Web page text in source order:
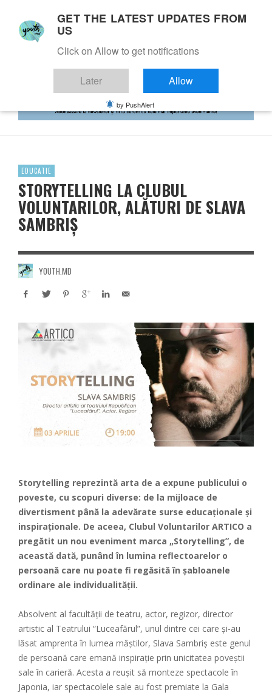
EDUCATIE
STORYTELLING LA CLUBUL
VOLUNTARILOR, ALĂTURI DE SLAVA
SAMBRIȘ
YOUTH.MD
Storytelling reprezintă arta de a expune publicului o
poveste, cu scopuri diverse: de la mijloace de
divertisment până la adevărate surse educaționale și
inspiraționale. De aceea, Clubul Voluntarilor ARTICO a
pregătit un nou eveniment marca „Storytelling”, de
această dată, punând în lumina reflectoarelor o
persoană care nu poate fi regăsită în șabloanele
ordinare ale individualității.
Absolvent al facultății de teatru, actor, regizor, director
artistic al Teatrului “Luceafărul”, unul dintre cei care și-au
lăsat amprenta în lumea măștilor, Slava Sambriș este genul
de persoană care emană inspirație prin unicitatea poveștii
sale în carieră. Acesta a reușit să monteze spectacole în
Japonia, iar spectacolele sale au fost premiate la Gala
GET THE LATEST UPDATES FROM
US
Click on Allow to get notifications
Later Allow
by PushAlert